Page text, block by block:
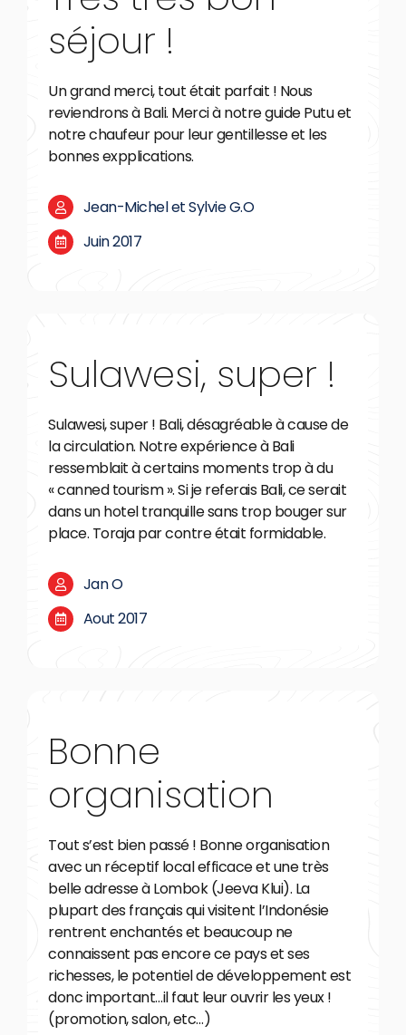
séjour !
Un grand merci, tout était parfait ! Nous
reviendrons à Bali. Merci à notre guide Putu et
notre chaufeur pour leur gentillesse et les
bonnes expplications.
Jean-Michel et Sylvie G.O
Juin 2017
Sulawesi, super !
Sulawesi, super ! Bali, désagréable à cause de
la circulation. Notre expérience à Bali
ressemblait à certains moments trop à du
« canned tourism ». Si je referais Bali, ce serait
dans un hotel tranquille sans trop bouger sur
place. Toraja par contre était formidable.
Jan O
Aout 2017
Bonne
organisation
Tout s’est bien passé ! Bonne organisation
avec un réceptif local efficace et une très
belle adresse à Lombok (Jeeva Klui). La
plupart des français qui visitent l’Indonésie
rentrent enchantés et beaucoup ne
connaissent pas encore ce pays et ses
richesses, le potentiel de développement est
donc important…il faut leur ouvrir les yeux !
(promotion, salon, etc…)